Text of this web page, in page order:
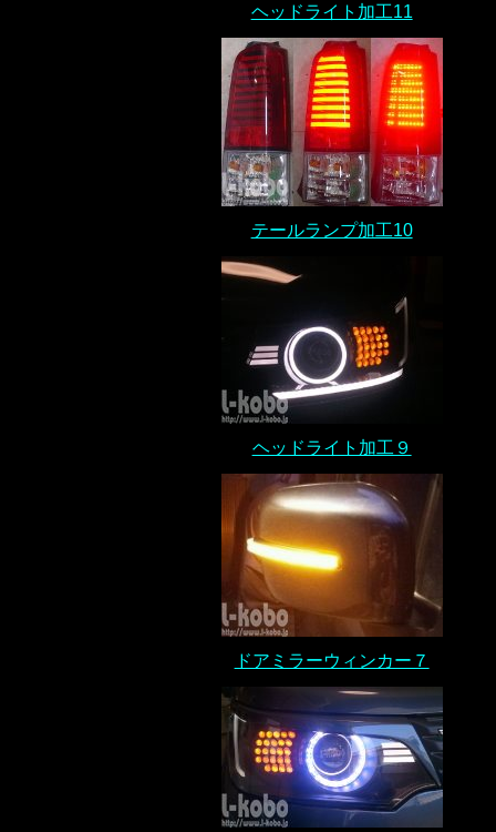
ヘッドライト加工11
テールランプ加工10
ヘッドライト加工９
ドアミラーウィンカー７